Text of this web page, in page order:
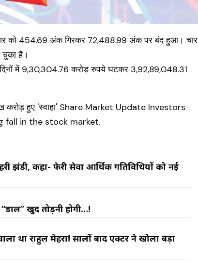
को 454.69 अंक गिरकर 72,488.99 अंक पर बंद हुआ। चार
है।
दिनों में 9,30,304.76 करोड़ रुपये घटकर 3,92,89,048.31
हरी झंडी, कहा- फेरी सेवा आर्थिक गतिविधियों को नई
खुद तोड़नी होगी…!
था राहुल मेहरा! सालों बाद एक्टर ने खोला बड़ा